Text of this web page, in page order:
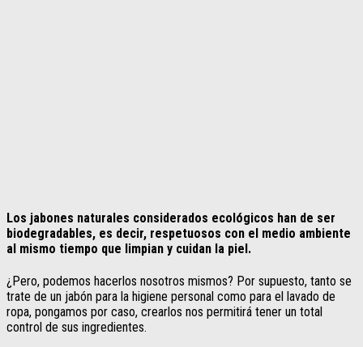
Los jabones naturales considerados ecológicos han de ser
biodegradables, es decir, respetuosos con el medio ambiente
al mismo tiempo que limpian y cuidan la piel.
¿Pero, podemos hacerlos nosotros mismos? Por supuesto, tanto se
trate de un jabón para la higiene personal como para el lavado de
ropa, pongamos por caso, crearlos nos permitirá tener un total
control de sus ingredientes.